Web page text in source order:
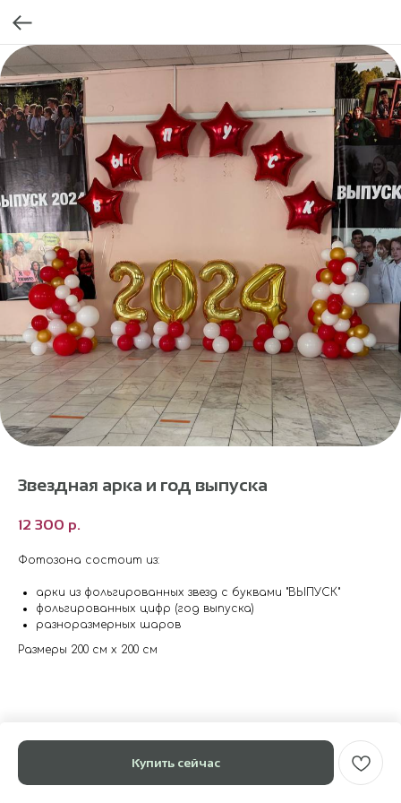
Звездная арка и год выпуска
12 300 р.
Купить сейчас
Фотозона состоит из:
арки из фольгированных звезд с буквами "ВЫПУСК"
фольгированных цифр (год выпуска)
разноразмерных шаров
Размеры 200 см х 200 см